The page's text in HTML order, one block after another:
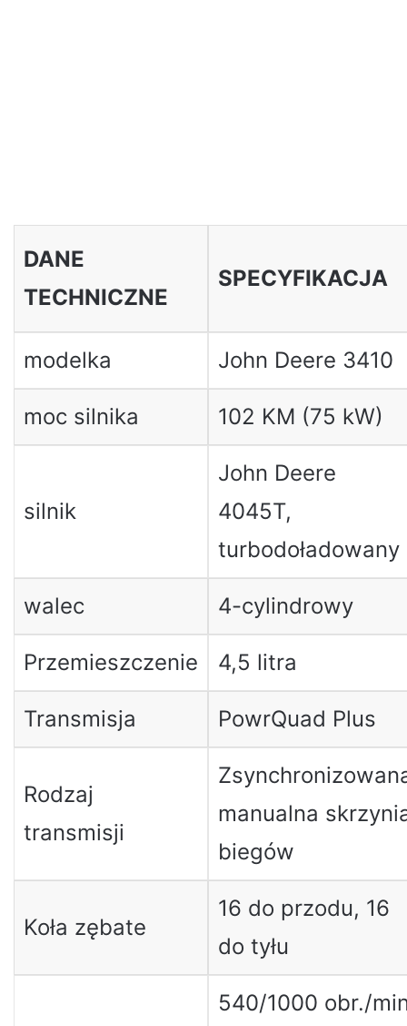
DANE
TECHNICZNE
SPECYFIKACJA
modelka John Deere 3410
moc silnika 102 KM (75 kW)
silnik
John Deere
4045T,
turbodoładowany
walec 4-cylindrowy
Przemieszczenie 4,5 litra
Transmisja PowrQuad Plus
Rodzaj
transmisji
manualna
biegów
Koła zębate
16 do przodu, 16
do tyłu
540/1000 obr./